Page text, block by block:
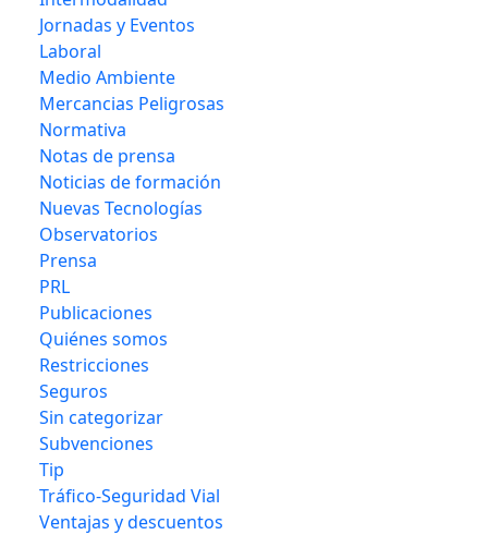
Jornadas y Eventos
Laboral
Medio Ambiente
Mercancias Peligrosas
Normativa
Notas de prensa
Noticias de formación
Nuevas Tecnologías
Observatorios
Prensa
PRL
Publicaciones
Quiénes somos
Restricciones
Seguros
Sin categorizar
Subvenciones
Tip
Tráfico-Seguridad Vial
Ventajas y descuentos